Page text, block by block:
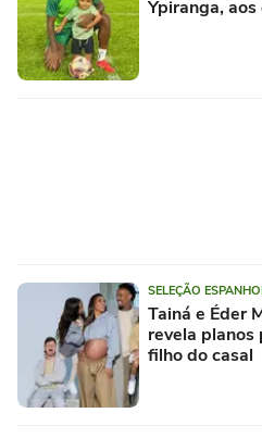
Ypiranga,
SELEÇÃO
Tainá e Éder
revela
filho do casal